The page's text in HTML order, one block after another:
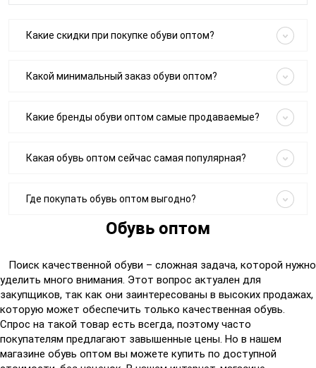
Какие скидки при покупке обуви оптом?
Какой минимальный заказ обуви оптом?
Какие бренды обуви оптом самые продаваемые?
Какая обувь оптом сейчас самая популярная?
Где покупать обувь оптом выгодно?
Обувь оптом
Поиск качественной обуви – сложная задача, которой нужно
уделить много внимания. Этот вопрос актуален для
закупщиков, так как они заинтересованы в высоких продажах,
которую может обеспечить только качественная обувь.
Спрос на такой товар есть всегда, поэтому часто
покупателям предлагают завышенные цены. Но в нашем
магазине обувь оптом вы можете купить по доступной